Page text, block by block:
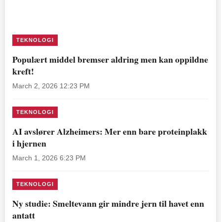
TEKNOLOGI
Populært middel bremser aldring men kan oppildne
kreft!
March 2, 2026 12:23 PM
TEKNOLOGI
AI avslører Alzheimers: Mer enn bare proteinplakk
i hjernen
March 1, 2026 6:23 PM
TEKNOLOGI
Ny studie: Smeltevann gir mindre jern til havet enn
antatt